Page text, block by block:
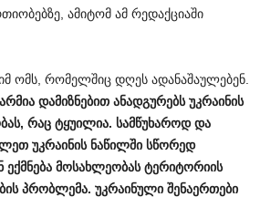
ამიტომ ამ რედაქციაში
ომს, რომელშიც დღეს ადანაშაულებენ.
არმია დამიზნებით ანადგურებს უკრაინის
, რაც ტყუილია. სამწუხაროდ და
უკრაინის ნაწილში სწორედ
ექმნება მოსახლეობას ტერიტორიის
პრობლემა. უკრაინული შენაერთები